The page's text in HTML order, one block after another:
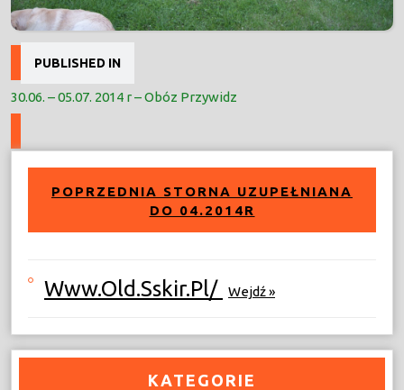
Nawigacja
wpisu
PUBLISHED IN
30.06. – 05.07. 2014 r – Obóz Przywidz
POPRZEDNIA STORNA UZUPEŁNIANA
DO 04.2014R
Www.old.sskir.pl/ Wejdź »
KATEGORIE